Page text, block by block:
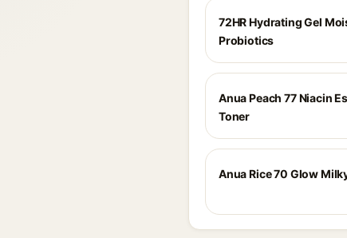
72HR Hydrating Gel
Probiotics
Anua Peach 77 Niacin
Toner
Anua Rice 70 Glow